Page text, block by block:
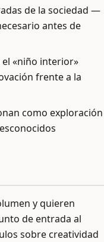
de la sociedad —
antes de
«niño interior»
frente a la
como exploración
y quieren
de entrada al
sobre creatividad